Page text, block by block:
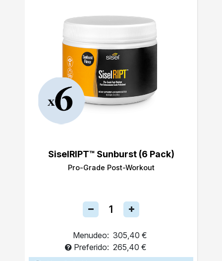
SiselRIPT™ Sunburst (6 Pack)
Pro-Grade Post-Workout
Menudeo: 305,40 €
Preferido: 265,40 €